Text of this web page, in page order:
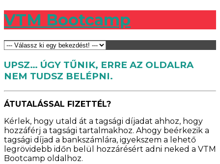
VTM Bootcamp
UPSZ… ÚGY TŰNIK, ERRE AZ OLDALRA
NEM TUDSZ BELÉPNI.
ÁTUTALÁSSAL FIZETTÉL?
Kérlek, hogy utald át a tagsági díjadat ahhoz, hogy
hozzáférj a tagsági tartalmakhoz. Ahogy beérkezik a
tagsági díjad a bankszámlára, igyekszem a lehető
legrövidebb időn belül hozzárésért adni neked a VTM
Bootcamp oldalhoz.